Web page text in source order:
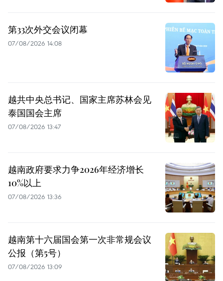
第33次外交会议闭幕
07/08/2026 14:08
越共中央总书记、国家主席苏林会见
泰国国会主席
07/08/2026 13:47
越南政府要求力争2026年经济增长
10%以上
07/08/2026 13:36
越南第十六届国会第一次非常规会议
公报（第5号）
07/08/2026 13:09